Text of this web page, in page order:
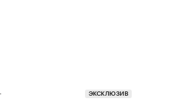
ЭКСКЛЮЗИВ